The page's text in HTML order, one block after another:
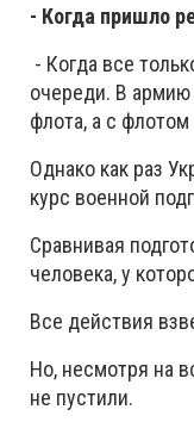
- Когда пришло
- Когда все
очереди. В армию
флота, а с
Однако как раз
курс военной
Сравнивая
человека, у
Все действия
Но, несмотря на
не пустили.